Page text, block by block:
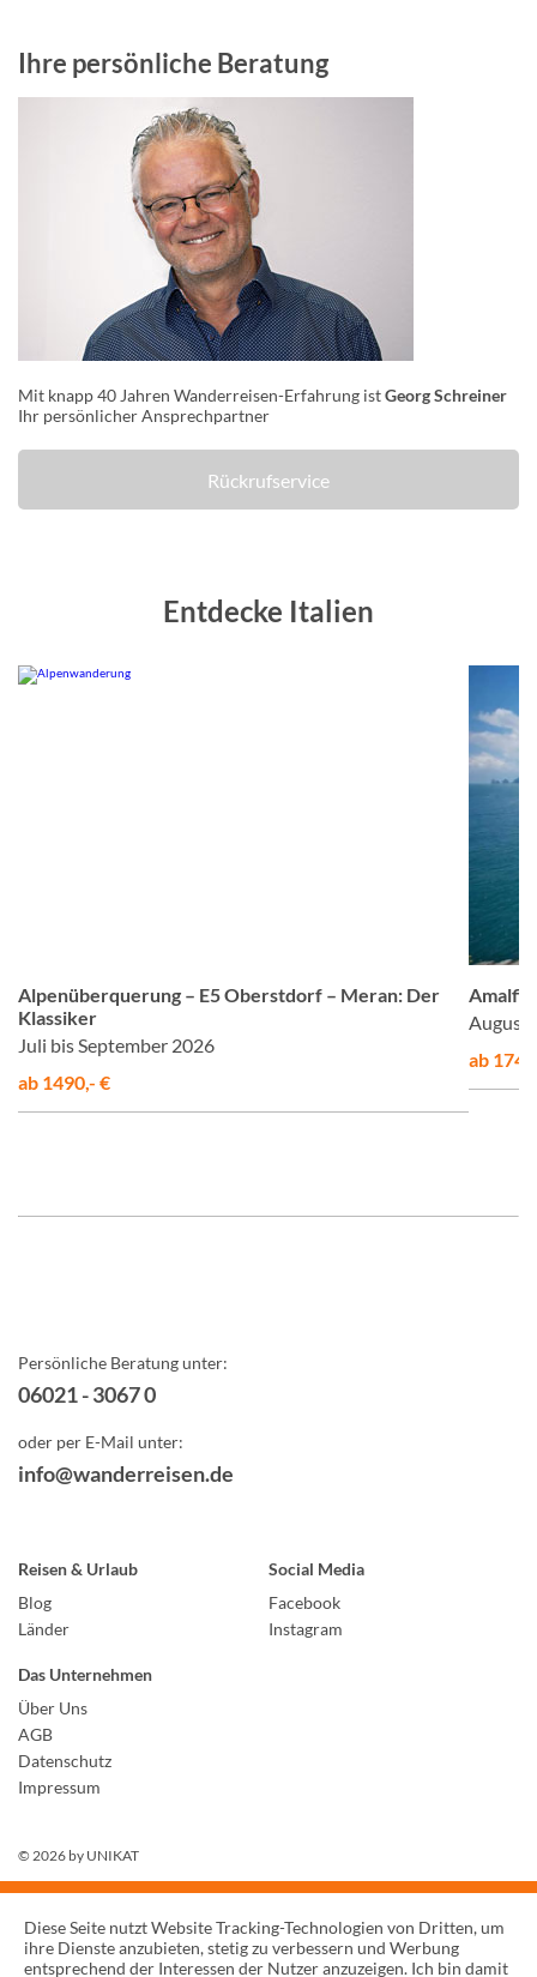
Ihre persönliche Beratung
Mit knapp 40 Jahren Wanderreisen-Erfahrung istGeorg Schreiner
Ihr persönlicher Ansprechpartner
Rückrufservice
Entdecke Italien
Alpenüberquerung – E5 Oberstdorf – Meran: Der
Klassiker
Juli bis September 2026
ab 1490,- €
Amalfis
August
ab
Persönliche Beratung unter:
06021 - 3067 0
oder per E-Mail unter:
info@wanderreisen.de
Reisen & Urlaub
Blog
Länder
Social Media
Facebook
Instagram
Das Unternehmen
Über Uns
AGB
Datenschutz
Impressum
© 2026 by UNIKAT
Diese Seite nutzt Website Tracking-Technologien von Dritten, um
ihre Dienste anzubieten, stetig zu verbessern und Werbung
entsprechend der Interessen der Nutzer anzuzeigen. Ich bin damit